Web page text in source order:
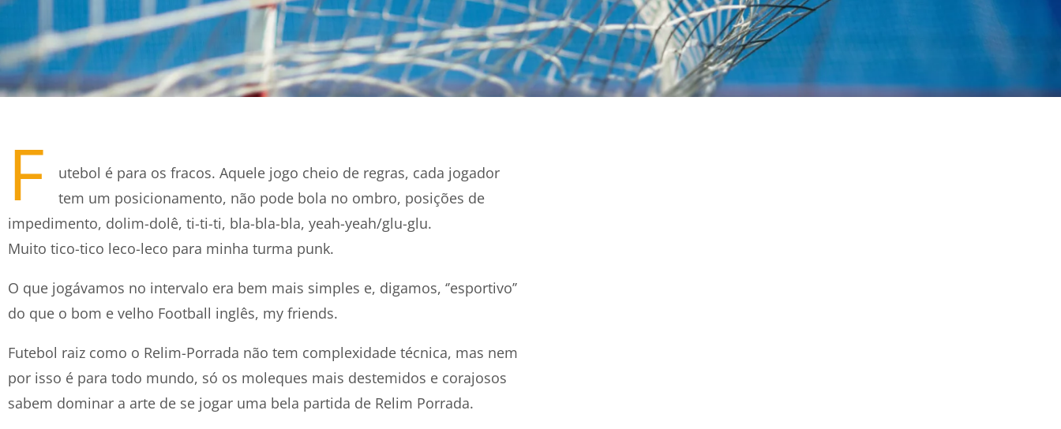
F
utebol é para os fracos. Aquele jogo cheio de regras, cada jogador
tem um posicionamento, não pode bola no ombro, posições de
impedimento, dolim-dolê, ti-ti-ti, bla-bla-bla, yeah-yeah/glu-glu.
Muito tico-tico leco-leco para minha turma punk.
O que jogávamos no intervalo era bem mais simples e, digamos, ‘’esportivo’’
do que o bom e velho Football inglês, my friends.
Futebol raiz como o Relim-Porrada não tem complexidade técnica, mas nem
por isso é para todo mundo, só os moleques mais destemidos e corajosos
sabem dominar a arte de se jogar uma bela partida de Relim Porrada.